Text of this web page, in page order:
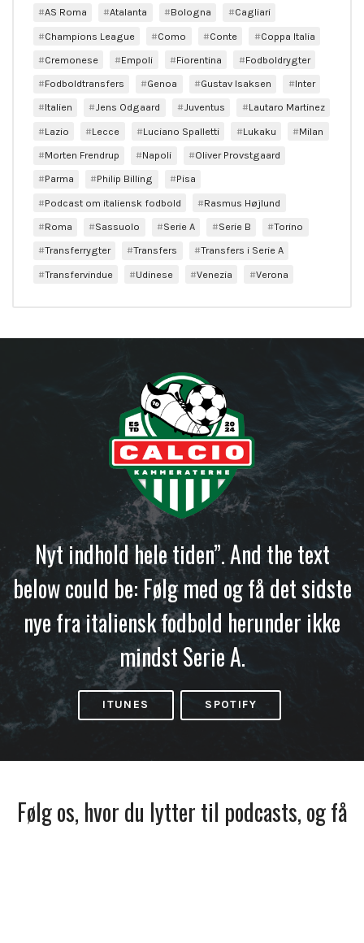
AS Roma Atalanta Bologna
Cagliari
Champions League
Como Conte
Coppa Italia
Cremonese
Empoli Fiorentina
Fodboldrygter
Fodboldtransfers
Genoa Gustav Isaksen
Inter
Italien
Jens Odgaard Juventus
Lautaro Martinez
Lazio
Lecce Luciano Spalletti Lukaku
Milan
Morten Frendrup
Napoli
Oliver Provstgaard
Parma
Philip Billing
Pisa
Podcast om italiensk fodbold
Rasmus Højlund
Roma
Sassuolo Serie A Serie B
Torino
Transferrygter
Transfers
Transfers i Serie A
Transfervindue
Udinese Venezia Verona
Nyt indhold hele tiden”. And the text
below could be: Følg med og få det sidste
nye fra italiensk fodbold herunder ikke
mindst Serie A.
ITUNES SPOTIFY
Følg os, hvor du lytter til podcasts, og få